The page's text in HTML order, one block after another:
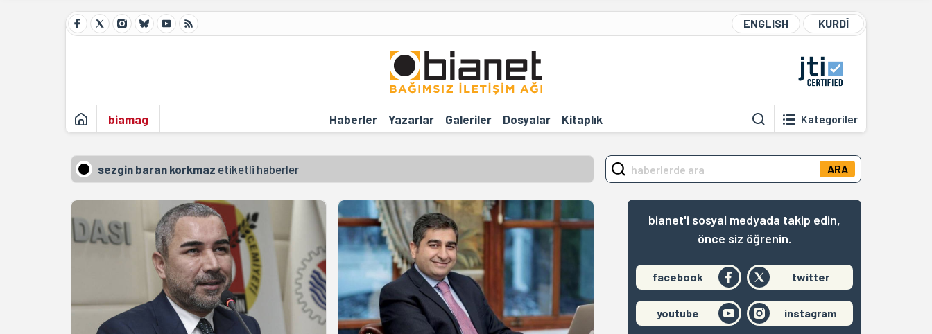
ENGLISH KURDÎ
biamag Haberler Yazarlar Galeriler Dosyalar Kitaplık Kategoriler
sezgin baran korkmaz etiketli haberler ARA
bianet'i sosyal medyada takip edin,
önce siz öğrenin.
facebook twitter
youtube instagram